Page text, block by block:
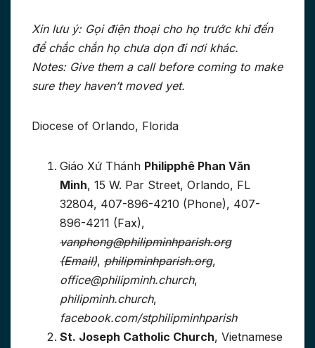
Xin lưu ý: Gọi điện thoại cho họ trước khi đến
để chắc chắn họ chưa dọn đi nơi khác.
Notes: Give them a call before coming to make
sure they haven’t moved yet.
Diocese of Orlando, Florida
Giáo Xứ Thánh Philipphê Phan Văn
Minh, 15 W. Par Street, Orlando, FL
32804, 407-896-4210 (Phone), 407-
896-4211 (Fax),
vanphong@philipminhparish.org
(Email), philipminhparish.org,
office@philipminh.church,
philipminh.church,
facebook.com/stphilipminhparish
St. Joseph Catholic Church, Vietnamese